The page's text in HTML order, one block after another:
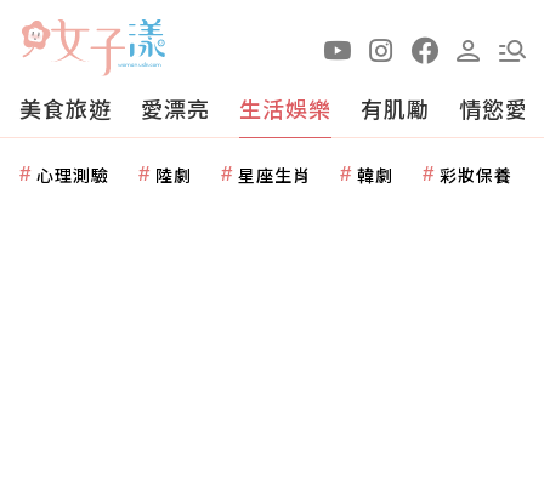
美食旅遊 愛漂亮 生活娛樂 有肌勵 情慾愛
心理測驗 陸劇 星座生肖 韓劇 彩妝保養